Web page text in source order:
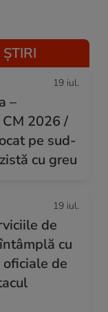
19 iul.
–
2026 /
pe sud-
cu greu
19 iul.
de
cu
de